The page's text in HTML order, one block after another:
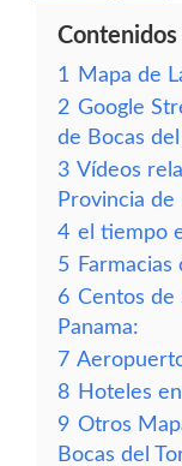
Contenidos
1
Mapa de
2 Google
de Bocas
3 Vídeos
Provincia de
4 el tiempo
5 Farmacias
6 Centos de
Panama:
7
8 Hoteles
9 Otros
Bocas del